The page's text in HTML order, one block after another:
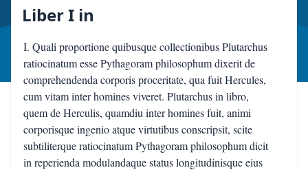
Liber I in
I. Quali proportione quibusque collectionibus Plutarchus
ratiocinatum esse Pythagoram philosophum dixerit de
comprehendenda corporis proceritate, qua fuit Hercules,
cum vitam inter homines viveret. Plutarchus in libro,
quem de Herculis, quamdiu inter homines fuit, animi
corporisque ingenio atque virtutibus conscripsit, scite
subtiliterque ratiocinatum Pythagoram philosophum dicit
in reperienda modulandaque status longitudinisque eius